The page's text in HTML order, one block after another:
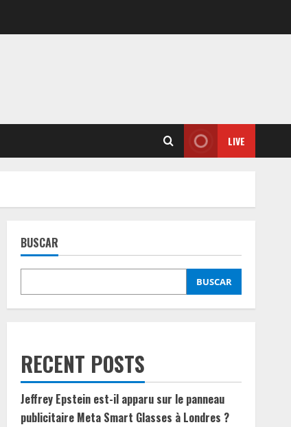
LIVE
BUSCAR
BUSCAR
RECENT POSTS
Jeffrey Epstein est-il apparu sur le panneau
publicitaire Meta Smart Glasses à Londres ?